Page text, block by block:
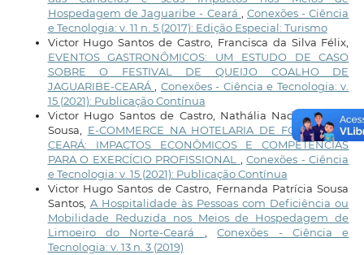
Hospedagem de Jaguaribe - Ceará , Conexões - Ciência
e Tecnologia: v. 11 n. 5 (2017): Edição Especial: Turismo
Victor Hugo Santos de Castro, Francisca da Silva Félix,
EVENTOS GASTRONÔMICOS: UM ESTUDO DE CASO
SOBRE O FESTIVAL DE QUEIJO COALHO DE
JAGUARIBE-CEARÁ, Conexões - Ciência e Tecnologia: v.
15 (2021): Publicação Contínua
Victor Hugo Santos de Castro, Nathália Nadja Sales e
Sousa, E-COMMERCE NA HOTELARIA DE FORTALEZA-
CEARÁ: IMPACTOS ECONÔMICOS E COMPETÊNCIAS
PARA O EXERCÍCIO PROFISSIONAL ,Conexões - Ciência
e Tecnologia: v. 15 (2021): Publicação Contínua
Victor Hugo Santos de Castro, Fernanda Patrícia Sousa
Santos, A Hospitalidade às Pessoas com Deficiência ou
Mobilidade Reduzida nos Meios de Hospedagem de
Limoeiro do Norte-Ceará ,Conexões - Ciência e
Tecnologia: v. 13 n. 3 (2019)